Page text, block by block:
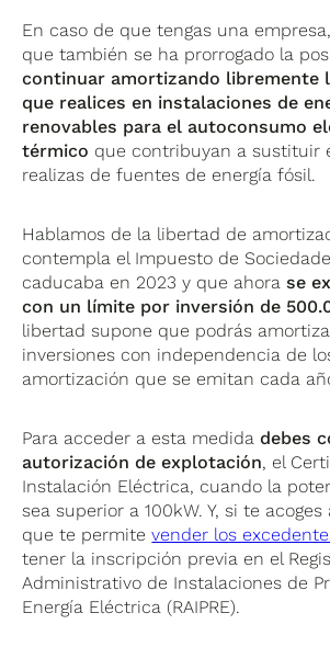
En caso de que tengas una
que también se ha prorrogado la
continuar amortizando libremente
que realices en instalaciones de
renovables para el autoconsumo
térmico que contribuyan a sustituir
realizas de fuentes de energía fósil.
Hablamos de la libertad de
contempla el Impuesto de
caducaba en 2023 y que ahorase
con un límite por inversión de
libertad supone que podrás
inversiones con independencia de
amortización que se emitan cada
Para acceder a esta medida debes
autorización de explotación, el
Instalación Eléctrica, cuando la
sea superior a 100kW. Y, si te
que te permitevender los
tener la inscripción previa en el
Administrativo de Instalaciones de
Energía Eléctrica (RAIPRE).